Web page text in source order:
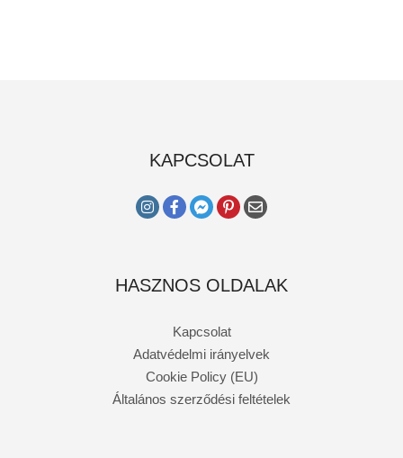
KAPCSOLAT
HASZNOS OLDALAK
Kapcsolat
Adatvédelmi irányelvek
Cookie Policy (EU)
Általános szerződési feltételek